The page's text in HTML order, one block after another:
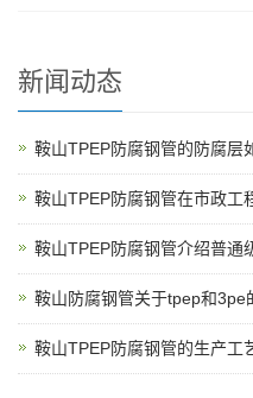
新闻动态
鞍山TPEP防腐钢管的防腐层
鞍山TPEP防腐钢管在市政工
鞍山TPEP防腐钢管介绍普通
鞍山防腐钢管关于tpep和3pe
鞍山TPEP防腐钢管的生产工